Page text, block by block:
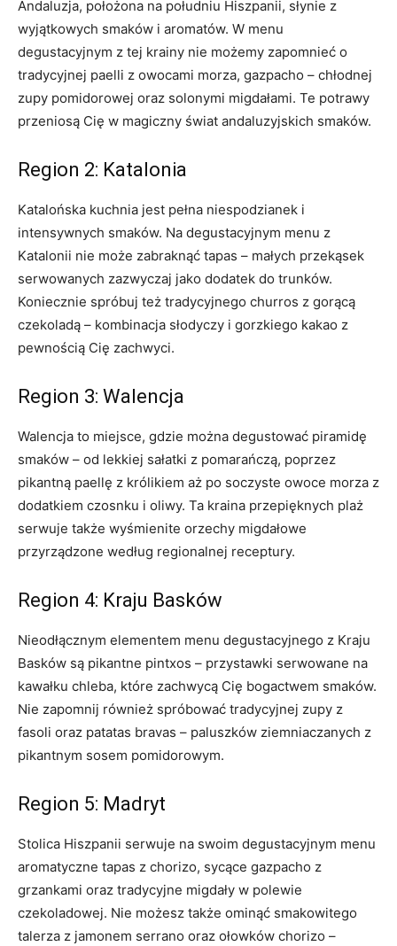
Andaluzja, położona na południu Hiszpanii, słynie z
wyjątkowych smaków i aromatów. W menu
degustacyjnym z tej krainy nie możemy zapomnieć o
tradycyjnej paelli z owocami morza, gazpacho – chłodnej
zupy pomidorowej oraz solonymi migdałami. Te potrawy
przeniosą Cię w magiczny świat andaluzyjskich smaków.
Region 2: Katalonia
Katalońska kuchnia jest pełna niespodzianek i
intensywnych smaków. Na degustacyjnym menu z
Katalonii nie może zabraknąć tapas – małych przekąsek
serwowanych zazwyczaj jako dodatek do trunków.
Koniecznie spróbuj też tradycyjnego churros z gorącą
czekoladą – kombinacja słodyczy i gorzkiego kakao z
pewnością Cię zachwyci.
Region 3: Walencja
Walencja to miejsce, gdzie można degustować piramidę
smaków – od lekkiej sałatki z pomarańczą, poprzez
pikantną paellę z królikiem aż po soczyste owoce morza z
dodatkiem czosnku i oliwy. Ta kraina przepięknych plaż
serwuje także wyśmienite orzechy migdałowe
przyrządzone według regionalnej receptury.
Region 4: Kraju Basków
Nieodłącznym elementem menu degustacyjnego z Kraju
Basków są pikantne pintxos – przystawki serwowane na
kawałku chleba, które zachwycą Cię bogactwem smaków.
Nie zapomnij również spróbować tradycyjnej zupy z
fasoli oraz patatas bravas – paluszków ziemniaczanych z
pikantnym sosem pomidorowym.
Region 5: Madryt
Stolica Hiszpanii serwuje na swoim degustacyjnym menu
aromatyczne tapas z chorizo, sycące gazpacho z
grzankami oraz tradycyjne migdały w polewie
czekoladowej. Nie możesz także ominąć smakowitego
talerza z jamonem serrano oraz ołowków chorizo –